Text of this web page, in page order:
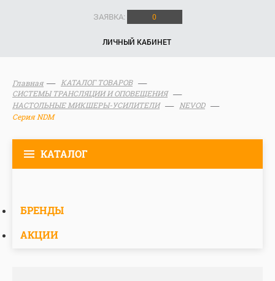
ЗАЯВКА: 0
ЛИЧНЫЙ КАБИНЕТ
Главная
КАТАЛОГ ТОВАРОВ
СИСТЕМЫ ТРАНСЛЯЦИИ И ОПОВЕЩЕНИЯ
НАСТОЛЬНЫЕ МИКШЕРЫ-УСИЛИТЕЛИ
NEVOD
Серия NDM
КАТАЛОГ
БРЕНДЫ
АКЦИИ